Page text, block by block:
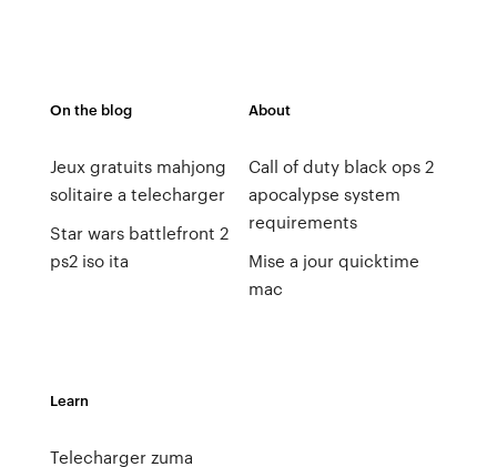
On the blog
Jeux gratuits mahjong
solitaire a telecharger
Star wars battlefront 2
ps2 iso ita
About
Call of duty black ops 2
apocalypse system
requirements
Mise a jour quicktime
mac
Learn
Telecharger zuma